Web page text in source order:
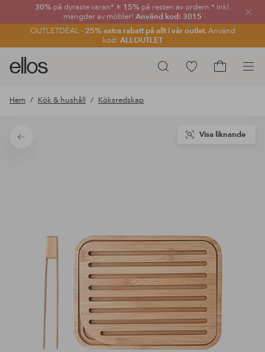
30% på dyraste varan* + 15% på resten av ordern.* Inkl.
mängder av möbler! Använd kod: 3015
OUTLETDEAL - 25% extra rabatt på allt i vår outlet.Använd
kod: ALLOUTLET
Sök
Ellos
logotyp
gå
förstasidan
Gå
Hem Kök & hushåll Köksredskap
Tillbaka
Visa liknande